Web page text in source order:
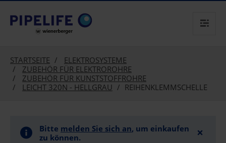
text.skipToContent
text.skipToNavigation
STARTSEITE
ELEKTROSYSTEME
ZUBEHÖR FÜR ELEKTROROHRE
ZUBEHÖR FÜR KUNSTSTOFFROHRE
LEICHT 320N - HELLGRAU
REIHENKLEMMSCHELLE
Bitte melden Sie sich an, um einkaufen
zu können.
×